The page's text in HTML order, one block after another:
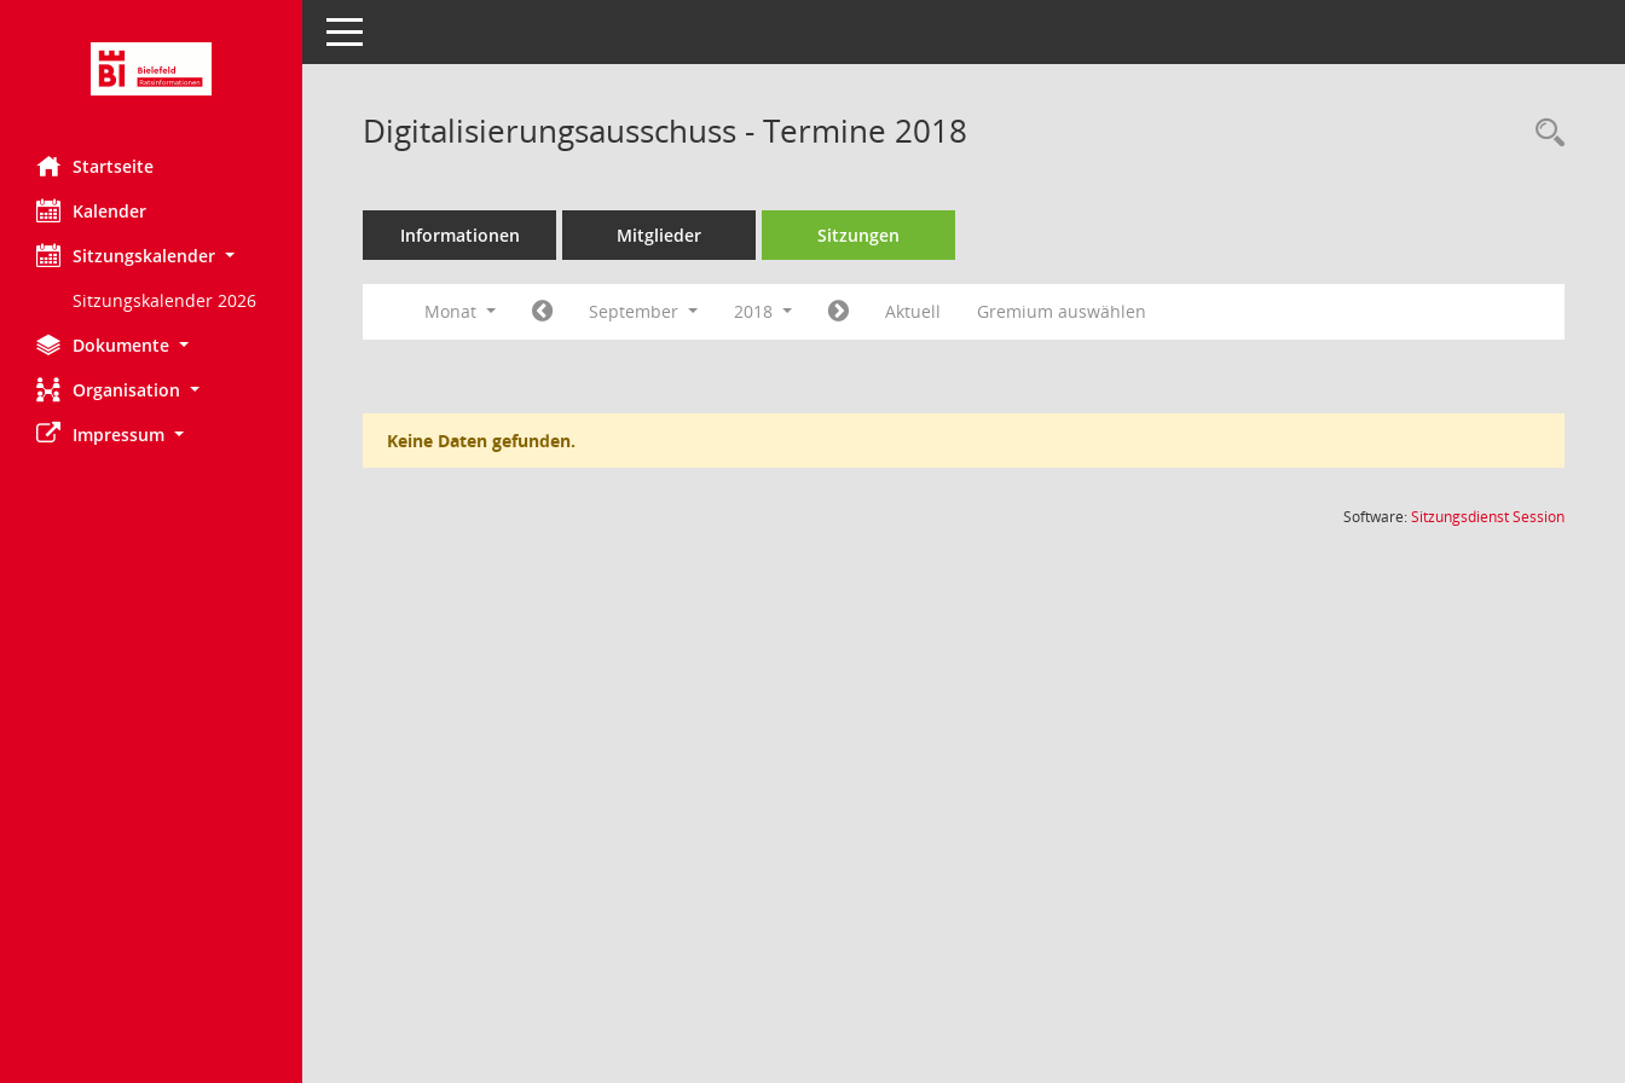
Startseite
Kalender
Sitzungskalender
Sitzungskalender 2026
Dokumente
Organisation
Impressum
Toggle navigation
Digitalisierungsausschuss - Termine 2018
Informationen Mitglieder Sitzungen
Monat September 2018 Aktuell Gremium auswählen
Keine Daten gefunden.
Software:SitzungsdienstSession(Wird in